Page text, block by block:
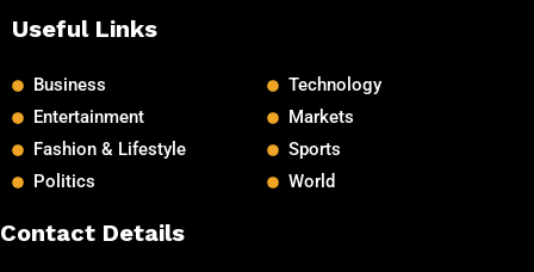
Useful Links
Business
Entertainment
Fashion & Lifestyle
Politics
Technology
Markets
Sports
World
Contact Details